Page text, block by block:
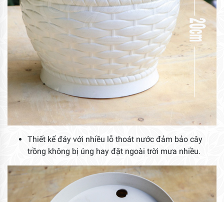
Thiết kế đáy với nhiều lỗ thoát nước đảm bảo cây
trồng không bị úng hay đặt ngoài trời mưa nhiều.